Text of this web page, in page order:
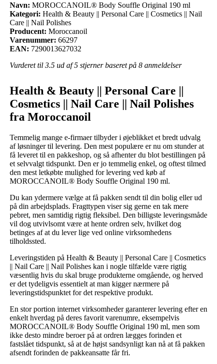
Navn: MOROCCANOIL® Body Souffle Original 190 ml
Kategori: Health & Beauty || Personal Care || Cosmetics || Nail
Care || Nail Polishes
Producent: Moroccanoil
Varenummer: 66297
EAN: 7290013627032
Vurderet til 3.5 ud af 5 stjerner baseret på 8 anmeldelser
Health & Beauty || Personal Care ||
Cosmetics || Nail Care || Nail Polishes
fra Moroccanoil
Temmelig mange e-firmaer tilbyder i øjeblikket et bredt udvalg
af løsninger til levering. Den mest populære er nu om stunder at
få leveret til en pakkeshop, og så afhenter du blot bestillingen på
et selvvalgt tidspunkt. Den er jo temmelig enkel, og oftest tilmed
den mest letkøbte mulighed for levering ved køb af
MOROCCANOIL® Body Souffle Original 190 ml.
Du kan ydermere vælge at få pakken sendt til din bolig eller ud
på din arbejdsplads. Fragttypen viser sig gerne en tak mere
pebret, men samtidig rigtig fleksibel. Den billigste leveringsmåde
vil dog utvivlsomt være at hente ordren selv, hvilket dog
betinges af at du lever lige ved online virksomhedens
tilholdssted.
Leveringstiden på Health & Beauty || Personal Care || Cosmetics
|| Nail Care || Nail Polishes kan i nogle tilfælde være rigtig
væsentlig hvis du skal bruge produkterne omgående, og herved
er det tydeligvis essentielt at man kigger nærmere på
leveringstidspunktet for det respektive produkt.
En stor portion internet virksomheder garanterer levering efter en
enkelt hverdag på deres favorit varenumre, eksempelvis
MOROCCANOIL® Body Souffle Original 190 ml, men som
ikke desto mindre beroer på at ordren lægges forinden et
fastslået tidspunkt, så at de højst sandsynligt kan nå at få pakken
afsendt forinden de pakkeansatte får fri.